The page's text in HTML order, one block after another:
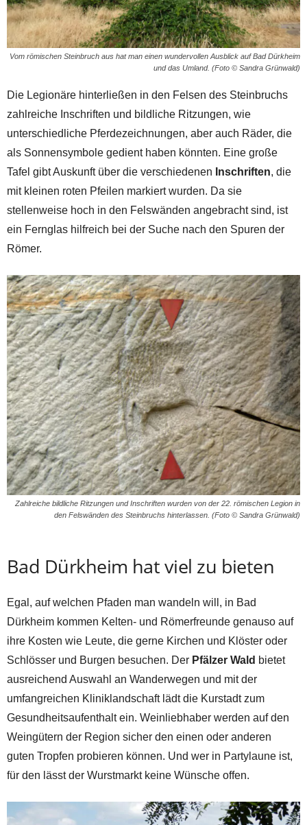
Vom römischen Steinbruch aus hat man einen wundervollen Ausblick auf Bad Dürkheim
und das Umland. (Foto © Sandra Grünwald)
Die Legionäre hinterließen in den Felsen des Steinbruchs
zahlreiche Inschriften und bildliche Ritzungen, wie
unterschiedliche Pferdezeichnungen, aber auch Räder, die
als Sonnensymbole gedient haben könnten. Eine große
Tafel gibt Auskunft über die verschiedenen Inschriften, die
mit kleinen roten Pfeilen markiert wurden. Da sie
stellenweise hoch in den Felswänden angebracht sind, ist
ein Fernglas hilfreich bei der Suche nach den Spuren der
Römer.
Zahlreiche bildliche Ritzungen und Inschriften wurden von der 22. römischen Legion in
den Felswänden des Steinbruchs hinterlassen. (Foto © Sandra Grünwald)
Bad Dürkheim hat viel zu bieten
Egal, auf welchen Pfaden man wandeln will, in Bad
Dürkheim kommen Kelten- und Römerfreunde genauso auf
ihre Kosten wie Leute, die gerne Kirchen und Klöster oder
Schlösser und Burgen besuchen. Der Pfälzer Wald bietet
ausreichend Auswahl an Wanderwegen und mit der
umfangreichen Kliniklandschaft lädt die Kurstadt zum
Gesundheitsaufenthalt ein. Weinliebhaber werden auf den
Weingütern der Region sicher den einen oder anderen
guten Tropfen probieren können. Und wer in Partylaune ist,
für den lässt der Wurstmarkt keine Wünsche offen.